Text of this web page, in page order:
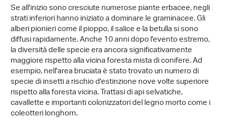
Se all'inizio sono cresciute numerose piante erbacee, negli
strati inferiori hanno iniziato a dominare le graminacee. Gli
alberi pionieri come il pioppo, il salice e la betulla si sono
diffusi rapidamente. Anche 10 anni dopo l'evento estremo,
la diversità delle specie era ancora significativamente
maggiore rispetto alla vicina foresta mista di conifere. Ad
esempio, nell'area bruciata è stato trovato un numero di
specie di insetti a rischio d'estinzione nove volte superiore
rispetto alla foresta vicina. Trattasi di api selvatiche,
cavallette e importanti colonizzatori del legno morto come i
coleotteri longhorn.